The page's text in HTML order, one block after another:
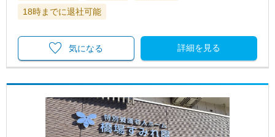
18時までに退社可能
詳細を見る
気になる